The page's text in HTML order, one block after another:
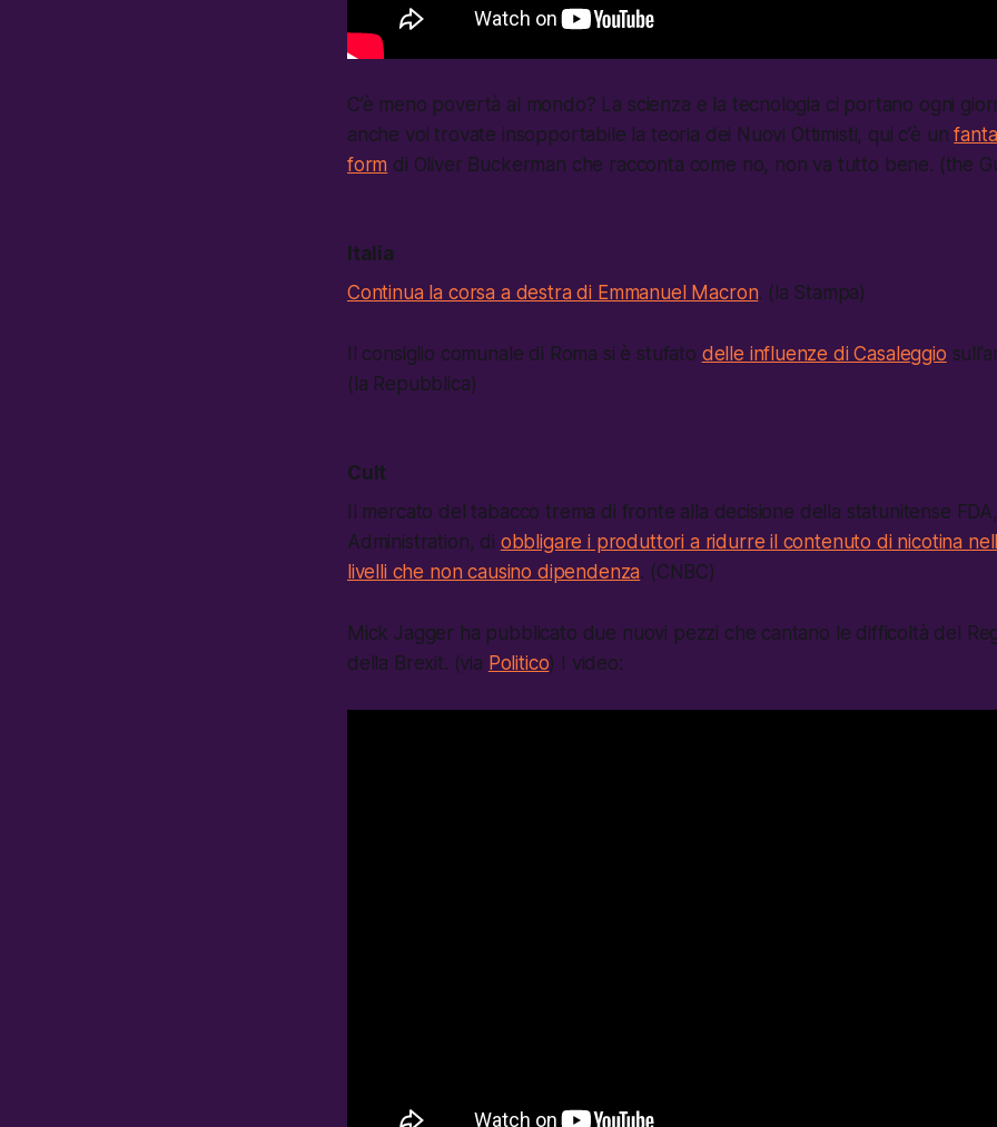
C’è meno povertà al mondo? La scienza e la tecnologia ci portano ogni
anche voi trovate insopportabile la teoria dei Nuovi Ottimisti, qui c’è un
form di Oliver Buckerman che racconta come no, non va tutto bene. (the
Italia
Continua la corsa a destra di Emmanuel Macron. (la Stampa)
Il consiglio comunale di Roma si è stufato delle influenze di Casaleggio
(la Repubblica)
Cult
Il mercato del tabacco trema di fronte alla decisione della statunitense
Administration, di obbligare i produttori a ridurre il contenuto di nicotina
livelli che non causino dipendenza. (CNBC)
Mick Jagger ha pubblicato due nuovi pezzi che cantano le difficoltà del
della Brexit. (via Politico) I video: